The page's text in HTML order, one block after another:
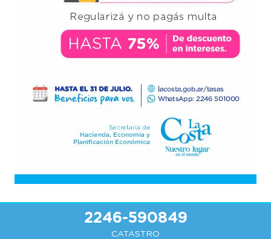
2246-590849
CATASTRO